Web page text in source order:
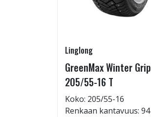
Linglong
GreenMax Winter Grip
205/55-16 T
Koko: 205/55-16
Renkaan kantavuus: 94